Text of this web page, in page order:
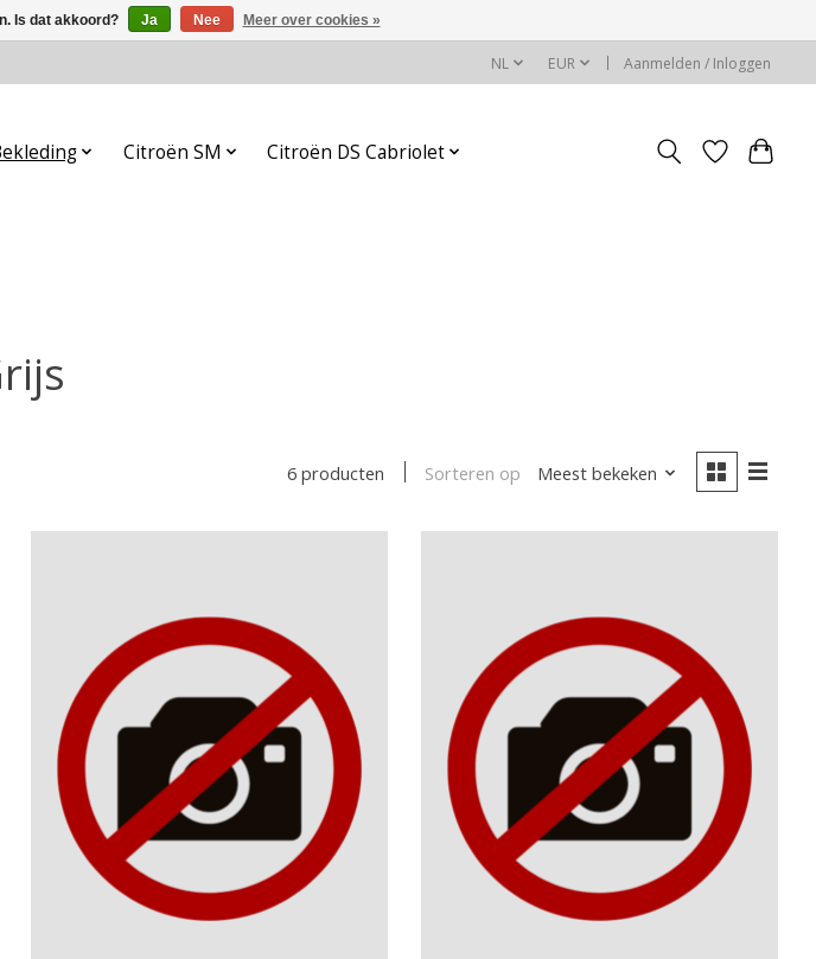
NL EUR Aanmelden / Inloggen
Citroën SM Citroën DS Cabriolet
6 producten Sorteren op Meest bekeken
Is dat akkoord? Ja Nee Meer over cookies »